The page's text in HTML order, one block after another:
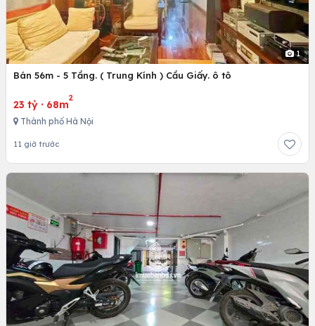
1
Bán 56m - 5 Tầng. ( Trung Kính ) Cầu Giấy. ô tô
23 tỷ · 68m
2
Thành phố Hà Nội
11 giờ trước